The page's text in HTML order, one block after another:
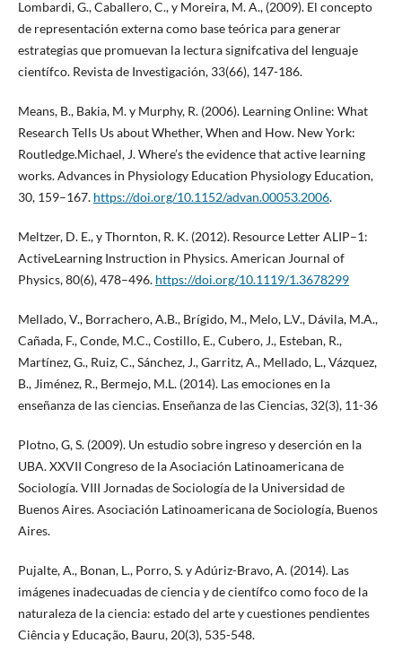
Lombardi, G., Caballero, C., y Moreira, M. A., (2009). El concepto
de representación externa como base teórica para generar
estrategias que promuevan la lectura signifcativa del lenguaje
científco. Revista de Investigación, 33(66), 147-186.
Means, B., Bakia, M. y Murphy, R. (2006). Learning Online: What
Research Tells Us about Whether, When and How. New York:
Routledge.Michael, J. Where’s the evidence that active learning
works. Advances in Physiology Education Physiology Education,
30, 159–167. https://doi.org/10.1152/advan.00053.2006.
Meltzer, D. E., y Thornton, R. K. (2012). Resource Letter ALIP–1:
ActiveLearning Instruction in Physics. American Journal of
Physics, 80(6), 478–496. https://doi.org/10.1119/1.3678299
Mellado, V., Borrachero, A.B., Brígido, M., Melo, L.V., Dávila, M.A.,
Cañada, F., Conde, M.C., Costillo, E., Cubero, J., Esteban, R.,
Martínez, G., Ruiz, C., Sánchez, J., Garritz, A., Mellado, L., Vázquez,
B., Jiménez, R., Bermejo, M.L. (2014). Las emociones en la
enseñanza de las ciencias. Enseñanza de las Ciencias, 32(3), 11-36
Plotno, G, S. (2009). Un estudio sobre ingreso y deserción en la
UBA. XXVII Congreso de la Asociación Latinoamericana de
Sociología. VIII Jornadas de Sociología de la Universidad de
Buenos Aires. Asociación Latinoamericana de Sociología, Buenos
Aires.
Pujalte, A., Bonan, L., Porro, S. y Adúriz-Bravo, A. (2014). Las
imágenes inadecuadas de ciencia y de científco como foco de la
naturaleza de la ciencia: estado del arte y cuestiones pendientes
Ciência y Educação, Bauru, 20(3), 535-548.